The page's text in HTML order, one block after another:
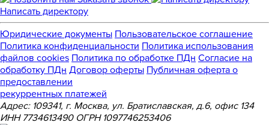
Написать директору
Юридические документы Пользовательское соглашение
Политика конфиденциальности Политика использования
файлов cookies Политика по обработке ПДн Cогласие на
обработку ПДн Договор оферты Публичная оферта о
предоставлении
рекуррентных платежей
Адрес: 109341, г. Москва, ул. Братиславская, д.6, офис 134
ИНН 7734613490 ОГРН 1097746253406